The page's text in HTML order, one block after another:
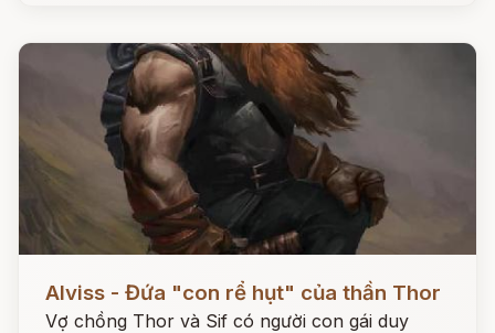
Alviss - Đứa "con rể hụt" của thần Thor
Vợ chồng Thor và Sif có người con gái duy